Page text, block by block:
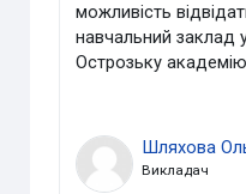
можливість
навчальний заклад
Острозьку
Шляхова
Викладач